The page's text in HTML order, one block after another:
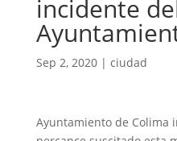
incidente
Sep 2, 2020| ciudad
Ayuntamiento de Colima